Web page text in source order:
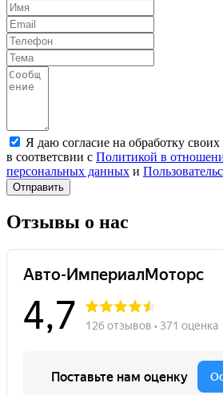
Я даю согласие на обработку
в соответсвии с Политикой в
персональных данных и
Отправить
Отзывы о нас